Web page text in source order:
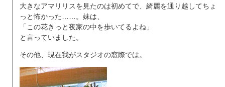
大きなアマリリスを見たのは初めてで、綺麗を通り越してちょ
っと怖かった……。妹は、
「この花きっと夜家の中を歩いてるよね」
と言っていました。
その他、現在我がスタジオの窓際では。